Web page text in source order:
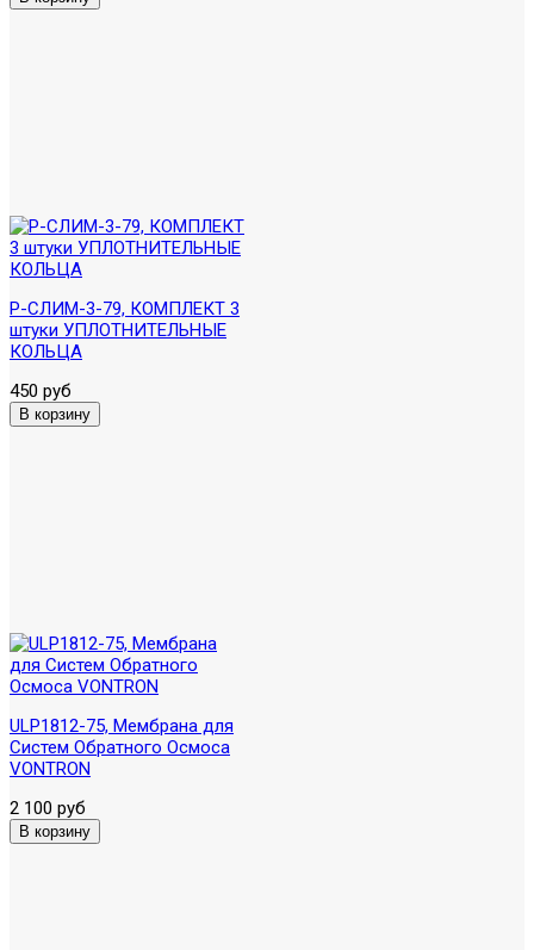
Р-СЛИМ-3-79, КОМПЛЕКТ 3
штуки УПЛОТНИТЕЛЬНЫЕ
КОЛЬЦА
450 руб
ULP1812-75, Мембрана для
Систем Обратного Осмоса
VONTRON
2 100 руб